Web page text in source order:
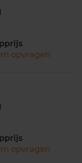
opvragen
opvragen